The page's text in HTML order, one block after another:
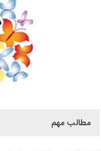
مطالب مهم